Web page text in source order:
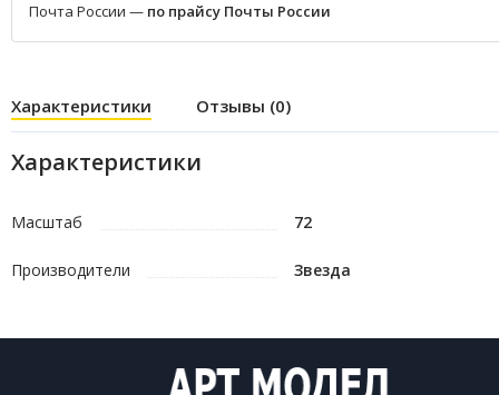
Почта России — по прайсу Почты России
Характеристики Отзывы (0)
Характеристики
Масштаб 72
Производители Звезда